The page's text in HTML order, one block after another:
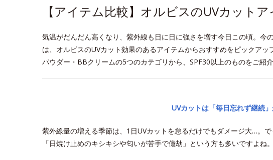
【アイテム比較】オルビスのUVカット
気温がだんだん高くなり、紫外線も日に日に強さを増す今日この頃。今
は、オルビスのUVカット効果のあるアイテムからおすすめをピックア
パウダー・BBクリームの5つのカテゴリから、SPF30以上のものをご紹介
UVカットは「毎日忘れず継続」
紫外線量の増える季節は、1日UVカットを怠るだけでもダメージ大…。
「日焼け止めのキシキシや匂いが苦手で億劫」という方も多いですよね。